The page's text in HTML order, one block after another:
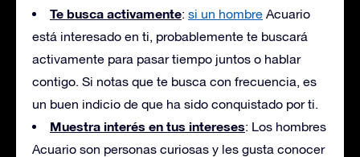
Te busca activamente: si un hombre Acuario
está interesado en ti, probablemente te buscará
activamente para pasar tiempo juntos o hablar
contigo. Si notas que te busca con frecuencia, es
un buen indicio de que ha sido conquistado por ti.
Muestra interés en tus intereses: Los hombres
Acuario son personas curiosas y les gusta conocer